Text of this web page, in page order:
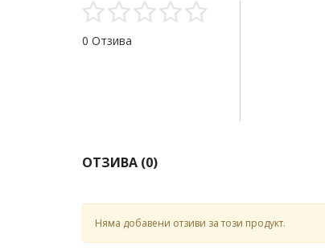
0 Отзива
ОТЗИВА (0)
Няма добавени отзиви за този продукт.